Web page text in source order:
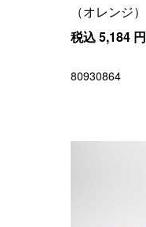
（オレンジ
税込5,184 円
80930864